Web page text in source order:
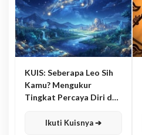
KUIS: Seberapa Leo Sih
Kamu? Mengukur
Tingkat Percaya Diri dan
Ikuti Kuisnya ➔